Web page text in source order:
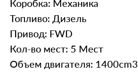
Коробка: Механика
Топливо: Дизель
Привод: FWD
Кол-во мест: 5 Мест
Объем двигателя: 1400cm3